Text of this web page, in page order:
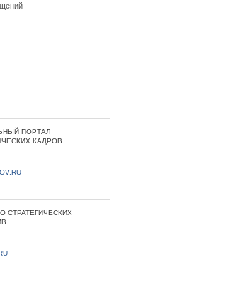
ПОРТАЛ
КАДРОВ
СТРАТЕГИЧЕСКИХ